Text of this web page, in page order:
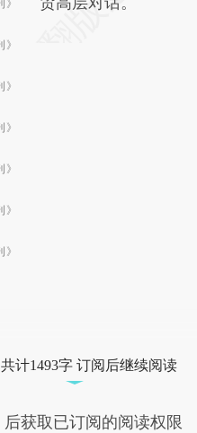
计1493字 订阅后继续阅读
后获取已订阅的阅读权限